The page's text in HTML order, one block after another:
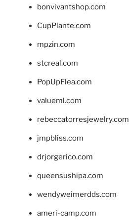
bonvivantshop.com
CupPlante.com
mpzin.com
stcreal.com
PopUpFlea.com
valueml.com
rebeccatorresjewelry.com
jmpbliss.com
drjorgerico.com
queensushipa.com
wendyweimerdds.com
ameri-camp.com